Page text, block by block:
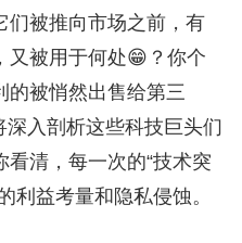
们被推向市场之前，有
又被用于何处😁？你个
的被悄然出售给第三
深入剖析这些科技巨头们
清，每一次的“技术突
利益考量和隐私侵蚀。